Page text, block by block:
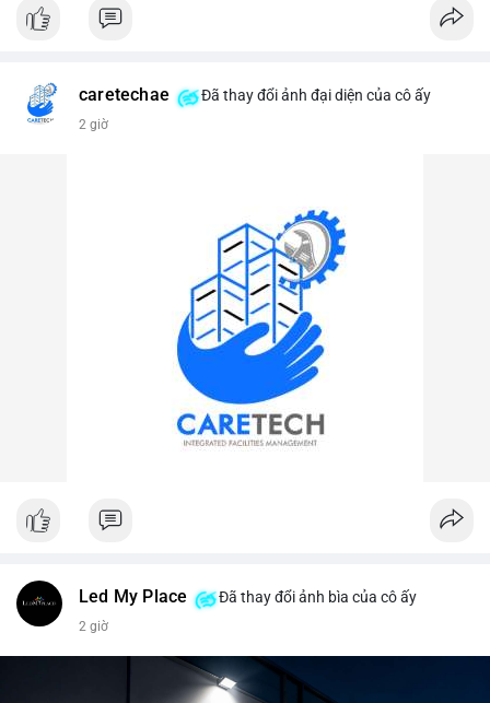
#blockchain #cryptonews
#vlikevn #titanbot
caretechae Đã thay đổi ảnh đại diện của cô ấy
2 giờ
Led My Place Đã thay đổi ảnh bìa của cô ấy
2 giờ